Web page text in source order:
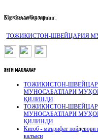
Муҳим хабарлар :
ТОЖИКИСТОН-ШВЕЙЦАРИЯ
Биз билан боғланинг:
ЯНГИ МАҚОЛАЛАР
ТОЖИКИСТОН-
МУНОСАБАТЛАРИ
ҚИЛИНДИ
ТОЖИКИСТОН-
МУНОСАБАТЛАРИ
ҚИЛИНДИ
Китоб - маърифат пойдевори
қалъаси